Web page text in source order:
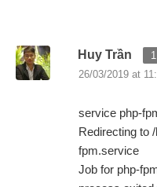
Huy Trần
26/03/2019 at
service php-
Redirecting to
fpm.service
Job for php-